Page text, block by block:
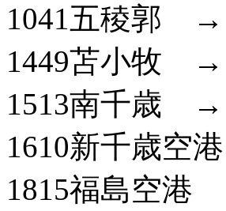
1041五稜郭
1449苫小牧
1513南千歳
1610新千歳
1815福島空